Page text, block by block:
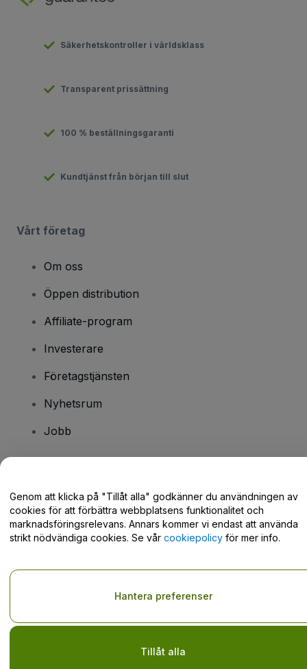
Säkerhetskontroller i världsklass
Transparent prissättning
100 % beställningsgaranti
Kundtjänst från början till slut
Vårt företag
Om oss
Öppen distribution
Affiliate-program
Investerare
Företagstjänsten
Nyhetsrum
Jobb
Hjälpcenter / Kontakta oss
Copyright © viagogo GmbH 2026 Företagsinformation
Användande av denna webbsida medger godkännande av
mobilsekretesspolicy
Genom att klicka på "Tillåt alla" godkänner du användningen av
cookies för att förbättra webbplatsens funktionalitet och
marknadsföringsrelevans. Annars kommer vi endast att använda
strikt nödvändiga cookies. Se vår cookiepolicy för mer info.
Tillåt alla
Hantera preferenser